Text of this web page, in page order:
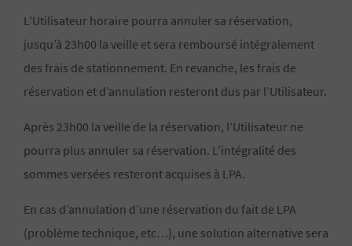
L’Utilisateur horaire pourra annuler sa réservation,
jusqu’à 23h00 la veille et sera remboursé intégralement
des frais de stationnement. En revanche, les frais de
réservation et d’annulation resteront dus par l’Utilisateur.
Après 23h00 la veille de la réservation, l’Utilisateur ne
pourra plus annuler sa réservation. L’intégralité des
sommes versées resteront acquises à LPA.
En cas d’annulation d’une réservation du fait de LPA
(problème technique, etc…), une solution alternative sera